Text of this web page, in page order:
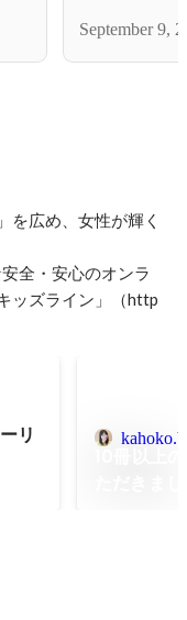
September 9,
を広め、女性が輝く
全・安心のオンラ
ッズライン」（http
リ